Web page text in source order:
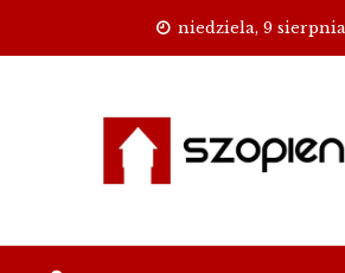
niedziela, 9 sierpnia